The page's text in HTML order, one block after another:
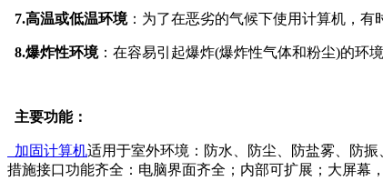
7.高温或低温环境：为了在恶劣的气候下使用计算机，有
8.爆炸性环境：在容易引起爆炸(爆炸性气体和粉尘)的环
主要功能：
加固计算机适用于室外环境：防水、防尘、防盐雾、防
措施接口功能齐全：电脑界面齐全；内部可扩展；大屏幕